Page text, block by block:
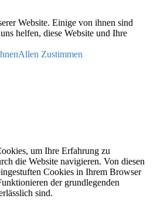
Website. Einige von ihnen sind
helfen, diese Website und Ihre
Allen Zustimmen
um Ihre Erfahrung zu
die Website navigieren. Von diesen
Cookies in Ihrem Browser
der grundlegenden
sind.